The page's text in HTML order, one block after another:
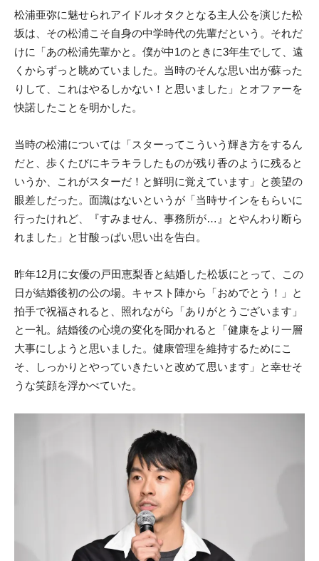
松浦亜弥に魅せられアイドルオタクとなる主人公を演じた松
坂は、その松浦こそ自身の中学時代の先輩だという。それだ
けに「あの松浦先輩かと。僕が中1のときに3年生でして、遠
くからずっと眺めていました。当時のそんな思い出が蘇った
りして、これはやるしかない！と思いました」とオファーを
快諾したことを明かした。
当時の松浦については「スターってこういう輝き方をするん
だと、歩くたびにキラキラしたものが残り香のように残ると
いうか、これがスターだ！と鮮明に覚えています」と羨望の
眼差しだった。面識はないというが「当時サインをもらいに
行ったけれど、『すみません、事務所が…』とやんわり断ら
れました」と甘酸っぱい思い出を告白。
昨年12月に女優の戸田恵梨香と結婚した松坂にとって、この
日が結婚後初の公の場。キャスト陣から「おめでとう！」と
拍手で祝福されると、照れながら「ありがとうございます」
と一礼。結婚後の心境の変化を聞かれると「健康をより一層
大事にしようと思いました。健康管理を維持するためにこ
そ、しっかりとやっていきたいと改めて思います」と幸せそ
うな笑顔を浮かべていた。